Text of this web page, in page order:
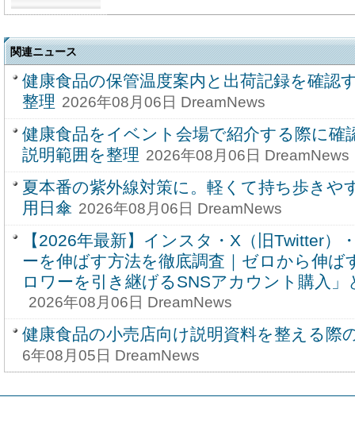
関連ニュース
健康食品の保管温度案内と出荷記録を確認
整理 2026年08月06日 DreamNews
健康食品をイベント会場で紹介する際に確
説明範囲を整理 2026年08月06日 DreamNews
夏本番の紫外線対策に。軽くて持ち歩きや
用日傘 2026年08月06日 DreamNews
【2026年最新】インスタ・X（旧Twitter）
ーを伸ばす方法を徹底調査｜ゼロから伸ば
ロワーを引き継げるSNSアカウント購入
2026年08月06日 DreamNews
健康食品の小売店向け説明資料を整える際
6年08月05日 DreamNews